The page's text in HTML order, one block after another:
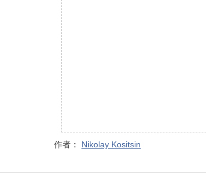
作者： Nikolay Kositsin